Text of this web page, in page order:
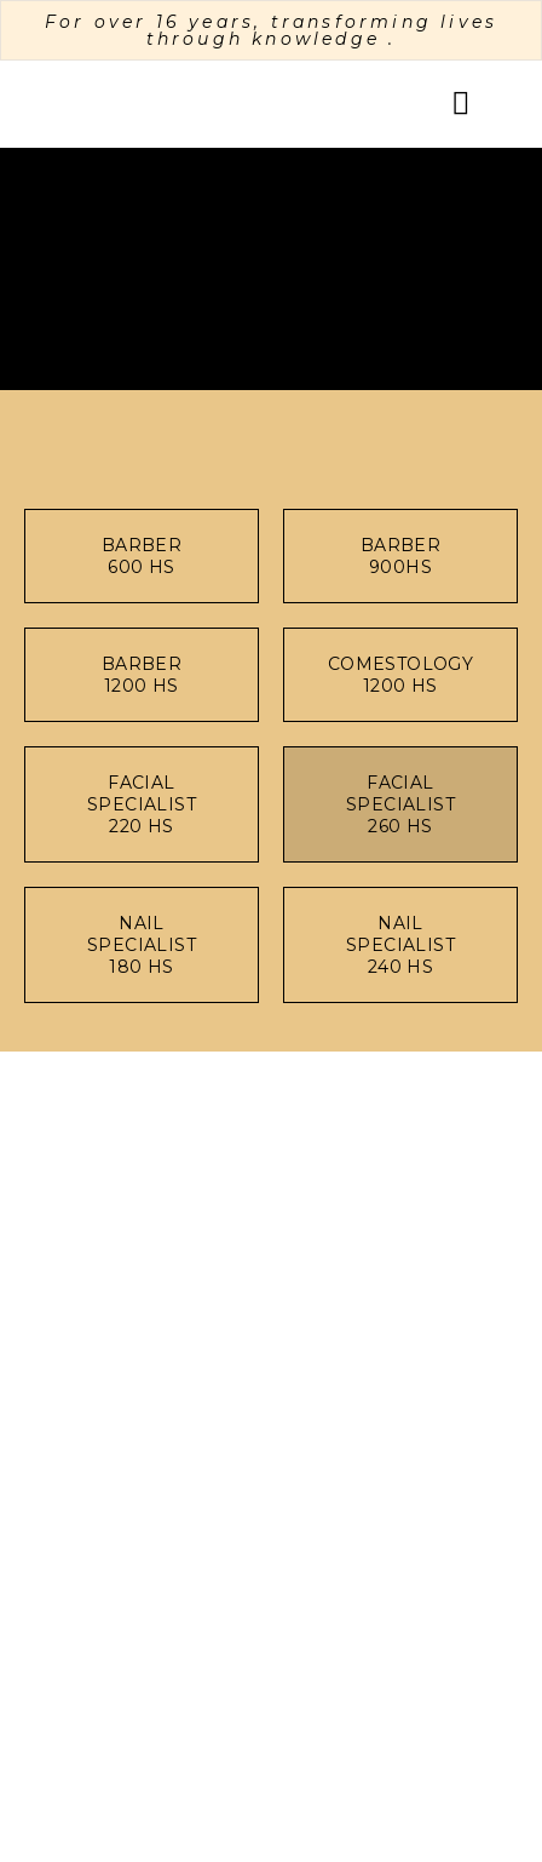
For over 16 years, transforming lives
through knowledge.
BARBER
600 HS
BARBER
900HS
BARBER
1200 HS
COMESTOLOGY
1200 HS
FACIAL
SPECIALIST
220 HS
FACIAL
SPECIALIST
260 HS
NAIL
SPECIALIST
180 HS
NAIL
SPECIALIST
240 HS